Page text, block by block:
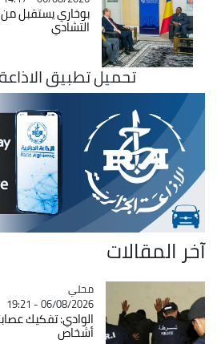
بوخاري يستقبل من
التشادي
تحميل تطبيق الاذاعة
آخر المقالات
Catégorie
محلي
06/08/2026 - 19:21
أشخاص